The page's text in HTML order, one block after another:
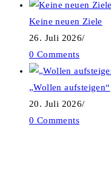
Keine neuen Ziele
26. Juli 2026/
0 Comments
„Wollen aufsteigen“
20. Juli 2026/
0 Comments